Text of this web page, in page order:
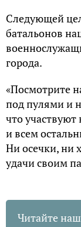
Следующей
батальонов
города.
«Посмотрите
под пулями и
что
и всем
Ни осечки, ни
удачи своим
Читайте